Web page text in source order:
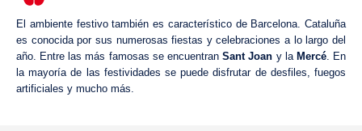
El ambiente festivo también es característico de Barcelona. Cataluña
es conocida por sus numerosas fiestas y celebraciones a lo largo del
año. Entre las más famosas se encuentranSant Joan y la Mercé. En
la mayoría de las festividades se puede disfrutar de desfiles, fuegos
artificiales y mucho más.